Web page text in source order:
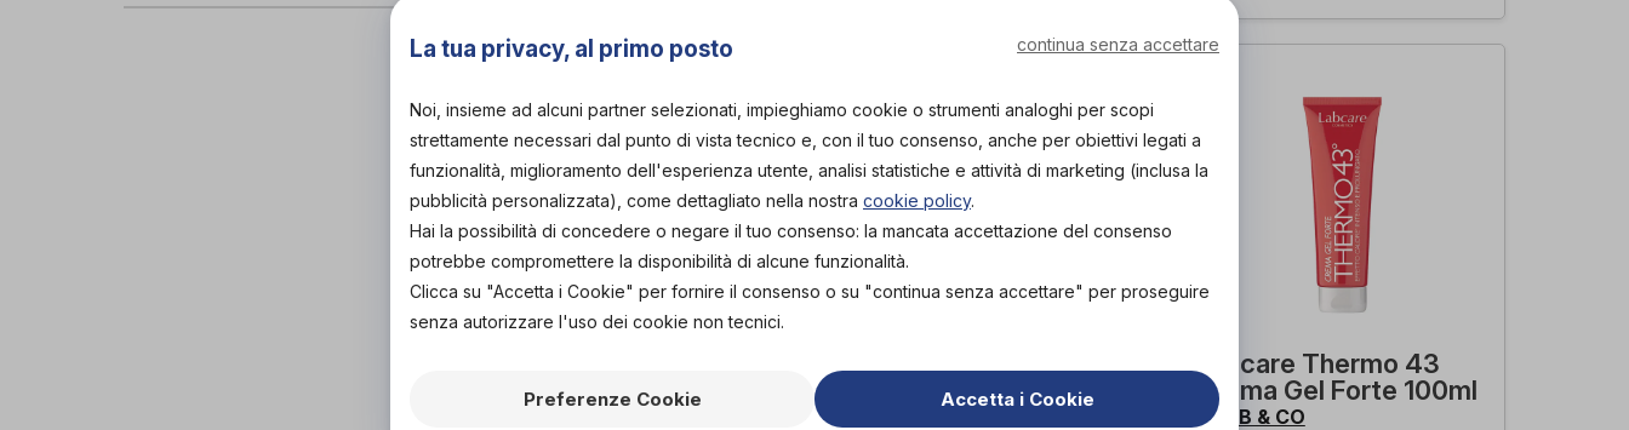
Tena
ALOE ATTIVA GEL
PURO TIT 200ML
Labcare Thermo 43
Crema Gel Forte 100ml
diLAB & CO
La tua privacy, al primo posto continua senza accettare
Noi, insieme ad alcuni partner selezionati, impieghiamo cookie o strumenti analoghi per scopi
strettamente necessari dal punto di vista tecnico e, con il tuo consenso, anche per obiettivi legati a
funzionalità, miglioramento dell'esperienza utente, analisi statistiche e attività di marketing (inclusa la
pubblicità personalizzata), come dettagliato nella nostra cookie policy.
Hai la possibilità di concedere o negare il tuo consenso: la mancata accettazione del consenso
potrebbe compromettere la disponibilità di alcune funzionalità.
Clicca su "Accetta i Cookie" per fornire il consenso o su "continua senza accettare" per proseguire
senza autorizzare l'uso dei cookie non tecnici.
Preferenze Cookie Accetta i Cookie